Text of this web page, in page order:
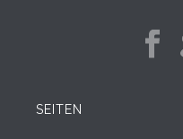
SEITEN